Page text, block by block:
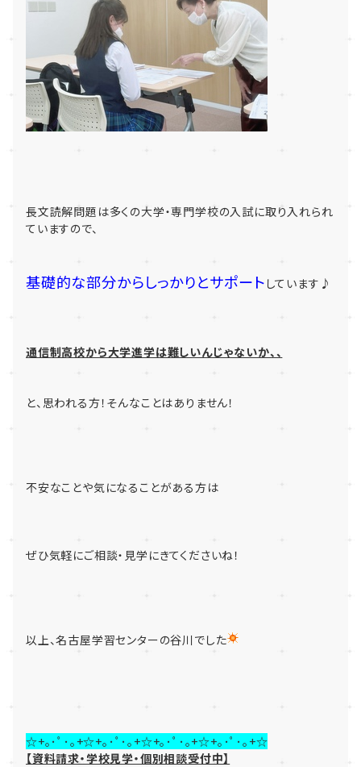
長文読解問題は多くの大学・専門学校の入試に取り入れられ
ていますので、
基礎的な部分からしっかりとサポート しています♪
通信制高校から大学進学は難しいんじゃないか、、
と、思われる方！そんなことはありません！
不安なことや気になることがある方は
ぜひ気軽にご相談・見学にきてくださいね！
以上、名古屋学習センターの谷川でした
☆+｡･ﾟ･｡+☆+｡･ﾟ･｡+☆+｡･ﾟ･｡+☆+｡･ﾟ･｡+☆
【資料請求・学校見学・個別相談受付中】